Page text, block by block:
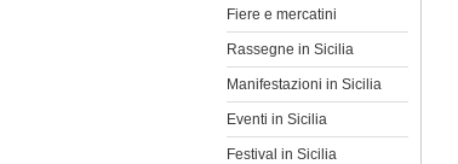
Fiere e mercatini
Rassegne in Sicilia
Manifestazioni in Sicilia
Eventi in Sicilia
Festival in Sicilia